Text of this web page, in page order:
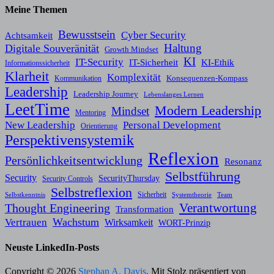
Meine Themen
Achtsamkeit Bewusstsein Cyber Security
Digitale Souveränität Growth Mindset Haltung
Informationssicherheit IT-Security IT-Sicherheit KI KI-Ethik
Klarheit Kommunikation Komplexität Konsequenzen-Kompass
Leadership Leadership Journey Lebenslanges Lernen
LeetTime Mentoring Mindset Modern Leadership
New Leadership Orientierung Personal Development
Perspektivensystemik
Persönlichkeitsentwicklung Reflexion
Resonanz
Security
Security Controls SecurityThursday Selbstführung
Selbstkenntnis Selbstreflexion Sicherheit Systemtheorie Team
Thought Engineering Transformation Verantwortung
Vertrauen Wachstum Wirksamkeit WORT-Prinzip
Neuste LinkedIn-Posts
Copyright © 2026 Stephan A. Davis. Mit Stolz präsentiert von